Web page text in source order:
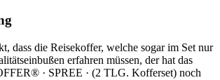
dass die Reisekoffer, welche sogar im Set nur
erfahren müssen, der hat das
· SPREE · (2 TLG. Kofferset) noch